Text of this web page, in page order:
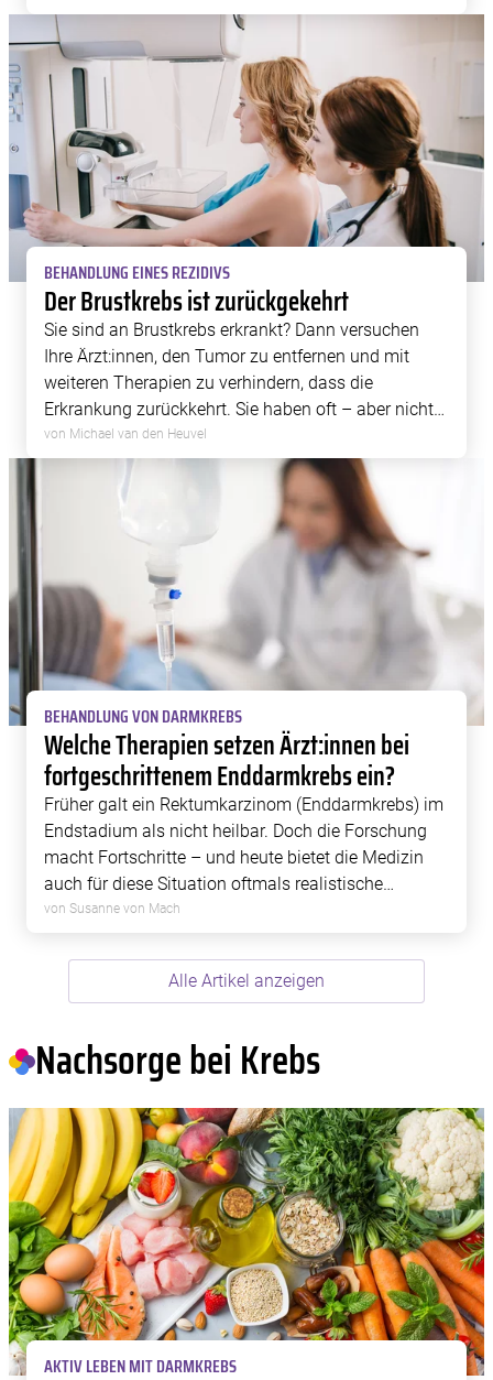
in Einzelfällen dauerhafte Krankheitskontrolle.
BEHANDLUNG EINES REZIDIVS
Der Brustkrebs ist zurückgekehrt
Sie sind an Brustkrebs erkrankt? Dann versuchen
Ihre Ärzt:innen, den Tumor zu entfernen und mit
weiteren Therapien zu verhindern, dass die
Erkrankung zurückkehrt. Sie haben oft – aber nicht
immer – Erfolg. Diese Möglichkeiten gibt es, falls der
Brustkrebs zurückgekehrt ist.
von Michael van den Heuvel
BEHANDLUNG VON DARMKREBS
Welche Therapien setzen Ärzt:innen bei
fortgeschrittenem Enddarmkrebs ein?
Früher galt ein Rektumkarzinom (Enddarmkrebs) im
Endstadium als nicht heilbar. Doch die Forschung
macht Fortschritte – und heute bietet die Medizin
auch für diese Situation oftmals realistische
Chancen auf ein längeres Überleben oder gar auf
von Susanne von Mach
Alle Artikel anzeigen
Nachsorge bei Krebs
AKTIV LEBEN MIT DARMKREBS